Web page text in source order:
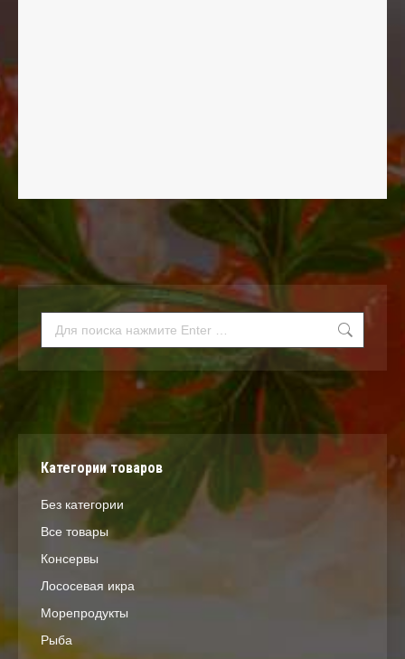
Категории товаров
Без категории
Все товары
Консервы
Лососевая икра
Морепродукты
Рыба